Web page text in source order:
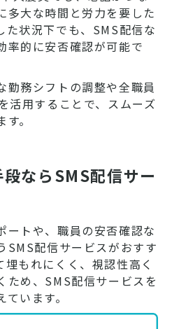
多大な時間と労力を要した
た状況下でも、SMS配信な
率的に安否確認が可能で
勤務シフトの調整や全職員
活用することで、スムーズ
。
ならSMS配信サー
ートや、職員の安否確認な
SMS配信サービスがおすす
もれにくく、視認性高く
ため、SMS配信サービスを
います。